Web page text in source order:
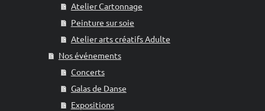
Atelier Cartonnage
Peinture sur soie
Atelier arts créatifs Adulte
Nos événements
Concerts
Galas de Danse
Expositions